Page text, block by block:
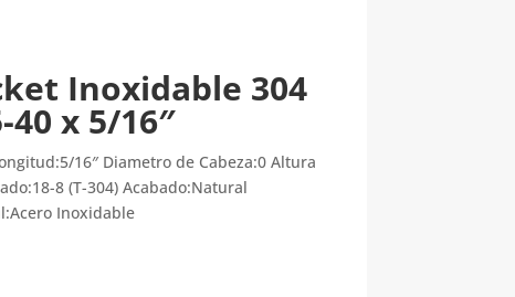
Inoxidable 304
40 x 5/16″
16″ Diametro de Cabeza:0 Altura
8 (T-304) Acabado:Natural
Inoxidable